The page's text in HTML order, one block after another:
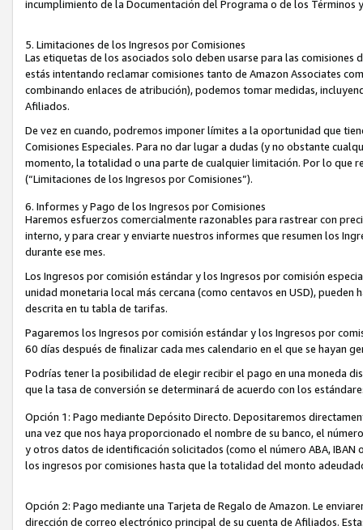
incumplimiento de la Documentación del Programa o de los Términos
5. Limitaciones de los Ingresos por Comisiones
Las etiquetas de los asociados solo deben usarse para las
estás intentando reclamar comisiones tanto de Amazon Associates
combinando enlaces de atribución), podemos tomar medidas,
Afiliados.
De vez en cuando, podremos imponer límites a la oportunidad que
Comisiones Especiales. Para no dar lugar a dudas (y no obstante
momento, la totalidad o una parte de cualquier limitación. Por lo que
(“Limitaciones de los Ingresos por Comisiones”).
6. Informes y Pago de los Ingresos por Comisiones
Haremos esfuerzos comercialmente razonables para rastrear con
interno, y para crear y enviarte nuestros informes que resumen los
durante ese mes.
Los Ingresos por comisión estándar y los Ingresos por comisión
unidad monetaria local más cercana (como centavos en USD),
descrita en tu tabla de tarifas.
Pagaremos los Ingresos por comisión estándar y los Ingresos por
60 días después de finalizar cada mes calendario en el que se hayan
Podrías tener la posibilidad de elegir recibir el pago en una moneda
que la tasa de conversión se determinará de acuerdo con los
Opción 1: Pago mediante Depósito Directo. Depositaremos
una vez que nos haya proporcionado el nombre de su banco, el
y otros datos de identificación solicitados (como el número ABA,
los ingresos por comisiones hasta que la totalidad del monto
Opción 2: Pago mediante una Tarjeta de Regalo de Amazon. Le
dirección de correo electrónico principal de su cuenta de Afiliados.